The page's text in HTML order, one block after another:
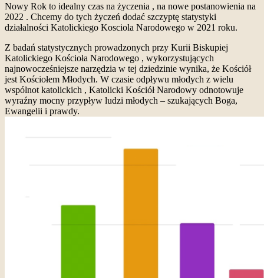
Nowy Rok to idealny czas na życzenia , na nowe postanowienia na
2022 . Chcemy do tych życzeń dodać szczyptę statystyki
działalności Katolickiego Kosciola Narodowego w 2021 roku.
Z badań statystycznych prowadzonych przy Kurii Biskupiej
Katolickiego Kościoła Narodowego , wykorzystujących
najnowocześniejsze narzędzia w tej dziedzinie wynika, że Kościół
jest Kościołem Młodych. W czasie odpływu młodych z wielu
wspólnot katolickich , Katolicki Kościół Narodowy odnotowuje
wyraźny mocny przypływ ludzi młodych – szukających Boga,
Ewangelii i prawdy.